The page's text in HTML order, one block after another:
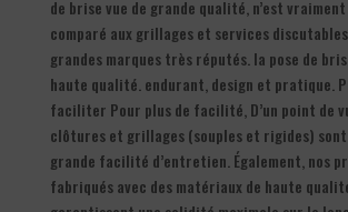
de brise vue de grande qualité, n’est
comparé aux grillages et services
grandes marques très réputés. la pose de
haute qualité. endurant, design et pratique.
faciliter Pour plus de facilité, D’un point de
clôtures et grillages (souples et rigides) sont
grande facilité d’entretien. Également, nos
fabriqués avec des matériaux de haute